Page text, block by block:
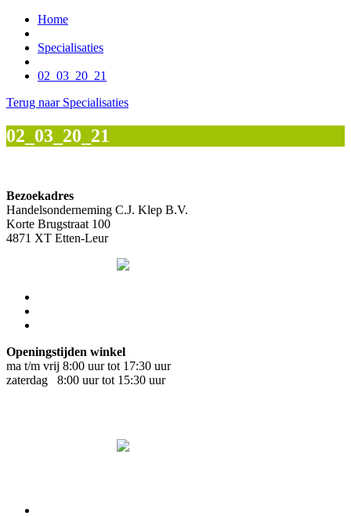
Home
Specialisaties
02_03_20_21
Terug naar Specialisaties
02_03_20_21
Bezoekadres
Handelsonderneming C.J. Klep B.V.
Korte Brugstraat 100
4871 XT Etten-Leur
Openingstijden winkel
ma t/m vrij 8:00 uur tot 17:30 uur
zaterdag 8:00 uur tot 15:30 uur